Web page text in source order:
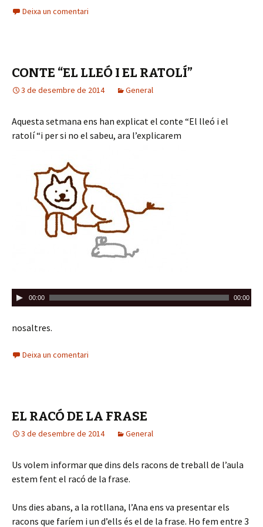
d
d
o
o
à
u
o
r
'
à
p
u
c
t
r
d
Deixa un comentari
CONTE “EL LLEÓ I EL RATOLÍ”
3 de desembre de 2014 General
Aquesta setmana ens han explicat el conte “El lleó i el
ratolí “i per si no el sabeu, ara l’explicarem
R
e
p
o
t
o
r
'
à
d
i
00:00 00:00
nosaltres.
Deixa un comentari
EL RACÓ DE LA FRASE
3 de desembre de 2014 General
Us volem informar que dins dels racons de treball de l’aula
estem fent el racó de la frase.
Uns dies abans, a la rotllana, l’Ana ens va presentar els
racons que faríem i un d’ells és el de la frase. Ho fem entre 3